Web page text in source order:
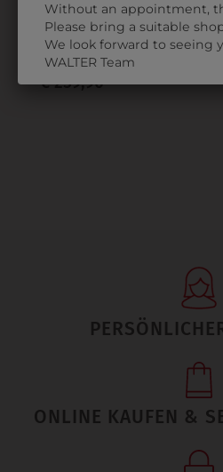
SAKKO
PREMIUM
RF
€ 259,90
ONLINE KAUFEN &
Without an appointment,
Please bring a suitable
We look forward to seeing
WALTER Team